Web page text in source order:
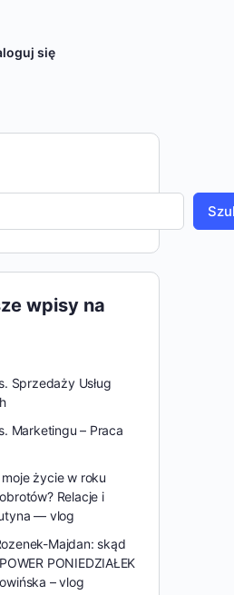
się
wpisy na
Sprzedaży Usług
Marketingu – Praca
życie w roku
Relacje i
— vlog
Majdan: skąd
PONIEDZIAŁEK
– vlog